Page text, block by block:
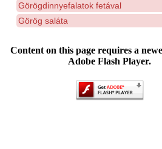
Görögdinnyefalatok fetával
Görög saláta
Content on this page requires a
Adobe Flash Player.